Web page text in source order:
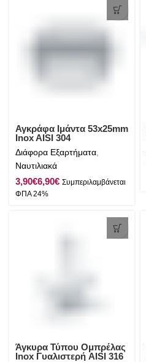
Αγκράφα Ιμάντα 53x25mm
Inox AISI 304
Διάφορα Εξαρτήματα
Ναυτιλιακά
€ €
Άγκυρα Τύπου Ομπρέλας
Inox Γυαλιστερή AISI 316